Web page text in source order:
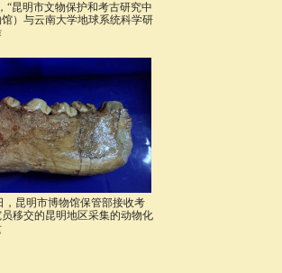
“昆明市文物保护和考古研究中
）与云南大学地球系统科学研
，昆明市博物馆保管部接收考
移交的昆明地区采集的动物化